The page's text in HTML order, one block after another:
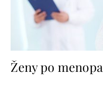
Ženy po